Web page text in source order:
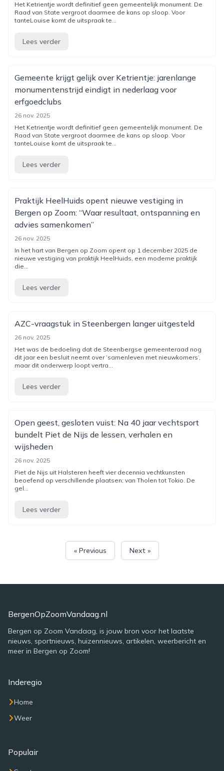
Het Ketrientje wordt definitief geen gemeentelijk monument. De
Raad van State vergroot daarmee de kans op sloop. Voor
tanteLouise komt de uitspraak te...
Lees verder
Gemeente krijgt gelijk over Ketrientje: jarenlange
monumentenstrijd eindigt in nederlaag voor
erfgoedclubs
26 nov. 2025
Het Ketrientje wordt definitief geen gemeentelijk monument. De
Raad van State vergroot daarmee de kans op sloop. Voor
tanteLouise komt de uitspraak te...
Lees verder
Praktijk HeelHuids opent nieuwe vestiging in
Bergen op Zoom: “Waar resultaat, ontspanning en
advies samenkomen”
26 nov. 2025
In het hart van Bergen op Zoom opent op 1 december 2025 de
nieuwe vestiging van praktijk HeelHuids, een moderne praktijk
die...
Lees verder
AZC-vraagstuk in Steenbergen langer uitgesteld
26 nov. 2025
Het was de bedoeling dat de Steenbergse gemeenteraad nog
dit jaar een besluit neemt over ‘samenleven met nieuwkomers’,
maar dit onderwerp loopt vertra...
Lees verder
Open geest, gesloten vuist: Na 40 jaar vechtsport
bundelt Piet de Nijs de lessen, verhalen en
wijsheden
26 nov. 2025
Piet de Nijs uit Halsteren heeft vier decennia vechtkunsten
beoefend op verschillende plaatsen; van Tholen tot Tokio. De
gel...
Lees verder
« Previous Next »
BergenOpZoomVandaag.nl
Bergen op Zoom Vandaag, is jouw bron voor het laatste
nieuws, sportnieuws, huizennieuws, artikelen, weerbericht en
meer in Bergen op Zoom!
Inderegio
Home
Weer
Populair